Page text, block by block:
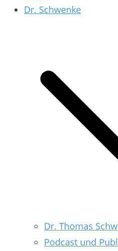
Dr. Schwenke
Dr. Thomas
Podcast und